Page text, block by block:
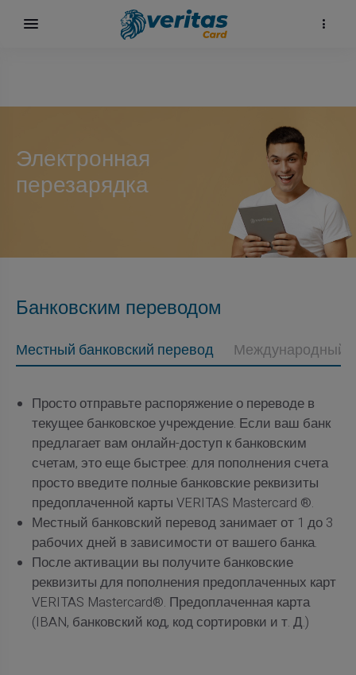
Электронная
перезарядка
Банковским переводом
Местный банковский перевод Международный
Просто отправьте распоряжение о переводе в
текущее банковское учреждение. Если ваш банк
предлагает вам онлайн-доступ к банковским
счетам, это еще быстрее: для пополнения счета
просто введите полные банковские реквизиты
предоплаченной карты VERITAS Mastercard ®.
Местный банковский перевод занимает от 1 до 3
рабочих дней в зависимости от вашего банка.
После активации вы получите банковские
реквизиты для пополнения предоплаченных карт
VERITAS Mastercard®. Предоплаченная карта
(IBAN, банковский код, код сортировки и т. Д.)